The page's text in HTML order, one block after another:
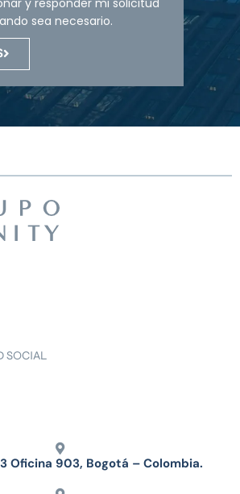
sea necesario.
SOCIAL
Oficina 903, Bogotá – Colombia.